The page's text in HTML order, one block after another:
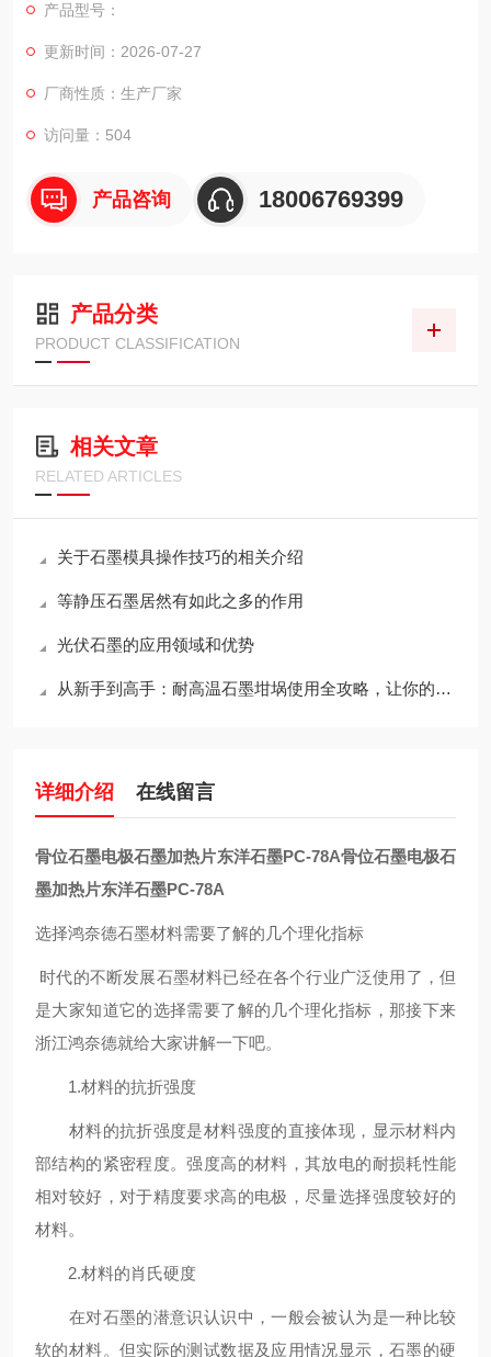
上次烤肉时吸附的油脂和有害物质会慢慢渗出，不过不用担心，
用干净的餐纸擦拭干净即可使用了。
产品型号：
更新时间：2026-07-27
厂商性质：生产厂家
访问量：504
产品咨询 18006769399
产品分类
PRODUCT CLASSIFICATION
相关文章
RELATED ARTICLES
关于石墨模具操作技巧的相关介绍
等静压石墨居然有如此之多的作用
光伏石墨的应用领域和优势
从新手到高手：耐高温石墨坩埚使用全攻略，让你的工作更出色！
详细介绍 在线留言
骨位石墨电极石墨加热片东洋石墨PC-78A骨位石墨电极石
墨加热片东洋石墨PC-78A
选择鸿奈德石墨材料需要了解的几个理化指标
时代的不断发展石墨材料已经在各个行业广泛使用了，但
是大家知道它的选择需要了解的几个理化指标，那接下来
浙江鸿奈德就给大家讲解一下吧。
1.材料的抗折强度
材料的抗折强度是材料强度的直接体现，显示材料内
部结构的紧密程度。强度高的材料，其放电的耐损耗性能
相对较好，对于精度要求高的电极，尽量选择强度较好的
材料。
2.材料的肖氏硬度
在对石墨的潜意识认识中，一般会被认为是一种比较
软的材料。但实际的测试数据及应用情况显示，石墨的硬